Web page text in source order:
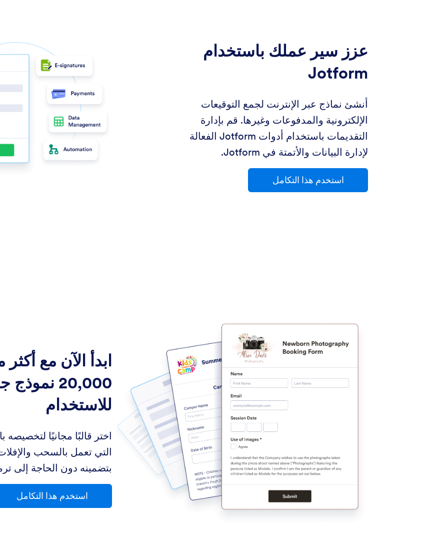
عزز سير عملك باستخدام
Jotform
أنشئ نماذج عبر الإنترنت لجمع التوقيعات
الإلكترونية والمدفوعات وغيرها. قم بإدارة
التقديمات باستخدام أدوات Jotform الفعالة
لإدارة البيانات والأتمتة في Jotform.
استخدم هذا التكامل
ابدأ الآن مع
20,000
للاستخدام
اختر قالبًا مجانيًا لتخصيصه
التي تعمل بالسحب
بتضمينه دون الحاجة إلى
استخدم هذا التكامل